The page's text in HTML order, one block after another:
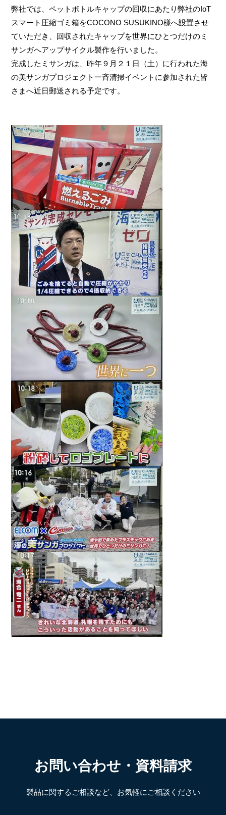
弊社では、ペットボトルキャップの回収にあたり弊社のIoT
スマート圧縮ゴミ箱をCOCONO SUSUKINO様へ設置させ
ていただき、回収されたキャップを世界にひとつだけのミ
サンガへアップサイクル製作を行いました。
完成したミサンガは、昨年９月２１日（土）に行われた海
の美サンガプロジェクト一斉清掃イベントに参加された皆
さまへ近日郵送される予定です。
お問い合わせ・資料請求
製品に関するご相談など、お気軽にご相談ください